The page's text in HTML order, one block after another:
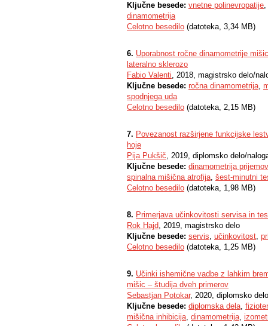
Ključne besede: vnetne polinevropatije,
dinamometrija
Celotno besedilo (datoteka, 3,34 MB)
6. Uporabnost ročne dinamometrije
lateralno sklerozo
Fabio Valenti, 2018, magistrsko delo/
Ključne besede: ročna dinamometrija,
spodnjega uda
Celotno besedilo (datoteka, 2,15 MB)
7. Povezanost razširjene funkcijske
hoje
Pija Pukšič, 2019, diplomsko delo/
Ključne besede: dinamometrija
spinalna mišična atrofija, šest-minutni
Celotno besedilo (datoteka, 1,98 MB)
8. Primerjava učinkovitosti servisa in
Rok Hajd, 2019, magistrsko delo
Ključne besede: servis, učinkovitost,
Celotno besedilo (datoteka, 1,25 MB)
9. Učinki ishemične vadbe z lahkim
mišic – študija dveh primerov
Sebastjan Potokar, 2020, diplomsko delo
Ključne besede: diplomska dela,
mišična inhibicija, dinamometrija,